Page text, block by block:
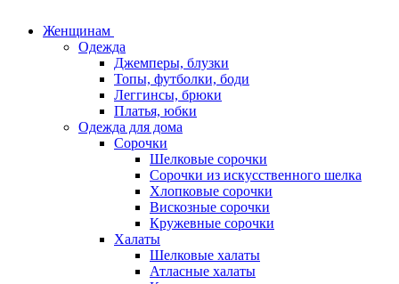
Женщинам
Одежда
Джемперы, блузки
Топы, футболки, боди
Леггинсы, брюки
Платья, юбки
Одежда для дома
Сорочки
Шелковые сорочки
Сорочки из искусственного шелка
Хлопковые сорочки
Вискозные сорочки
Кружевные сорочки
Халаты
Шелковые халаты
Атласные халаты